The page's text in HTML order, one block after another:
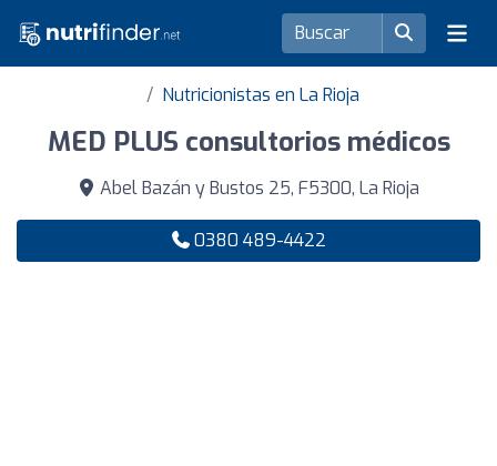
Nutricionistas en La Rioja
MED PLUS consultorios médicos
Abel Bazán y Bustos 25, F5300, La Rioja
0380 489-4422